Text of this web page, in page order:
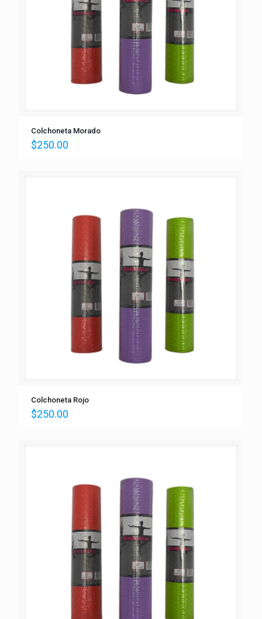
Colchoneta Morado
$250.00
Colchoneta Rojo
$250.00